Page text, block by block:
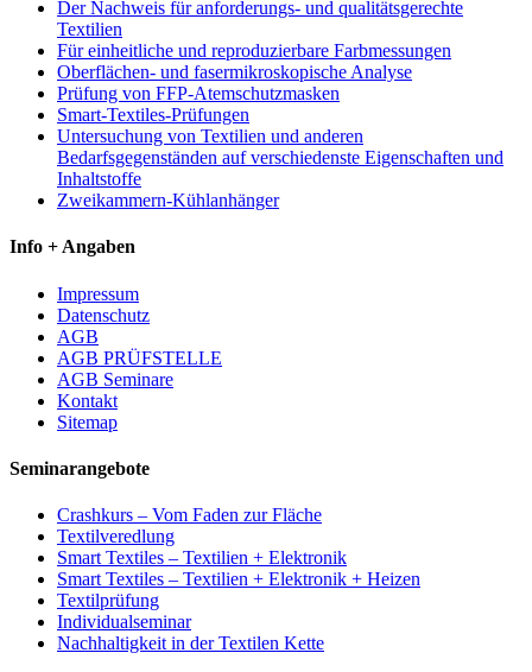
Der Nachweis für anforderungs- und qualitätsgerechte
Textilien
Für einheitliche und reproduzierbare Farbmessungen
Oberflächen- und fasermikroskopische Analyse
Prüfung von FFP-Atemschutzmasken
Smart-Textiles-Prüfungen
Untersuchung von Textilien und anderen
Bedarfsgegenständen auf verschiedenste Eigenschaften und
Inhaltstoffe
Zweikammern-Kühlanhänger
Info + Angaben
Impressum
Datenschutz
AGB
AGB PRÜFSTELLE
AGB Seminare
Kontakt
Sitemap
Seminarangebote
Crashkurs – Vom Faden zur Fläche
Textilveredlung
Smart Textiles – Textilien + Elektronik
Smart Textiles – Textilien + Elektronik + Heizen
Textilprüfung
Individualseminar
Nachhaltigkeit in der Textilen Kette